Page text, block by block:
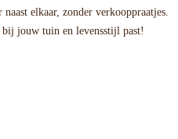
elkaar, zonder verkooppraatjes.
jouw tuin en levensstijl past!